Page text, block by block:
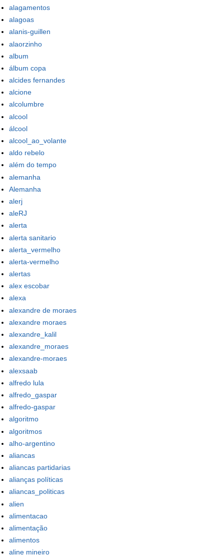
alagamentos
alagoas
alanis-guillen
alaorzinho
album
álbum copa
alcides fernandes
alcione
alcolumbre
alcool
álcool
alcool_ao_volante
aldo rebelo
além do tempo
alemanha
Alemanha
alerj
aleRJ
alerta
alerta sanitario
alerta_vermelho
alerta-vermelho
alertas
alex escobar
alexa
alexandre de moraes
alexandre moraes
alexandre_kalil
alexandre_moraes
alexandre-moraes
alexsaab
alfredo lula
alfredo_gaspar
alfredo-gaspar
algoritmo
algoritmos
alho-argentino
aliancas
aliancas partidarias
alianças políticas
aliancas_politicas
alien
alimentacao
alimentação
alimentos
aline mineiro